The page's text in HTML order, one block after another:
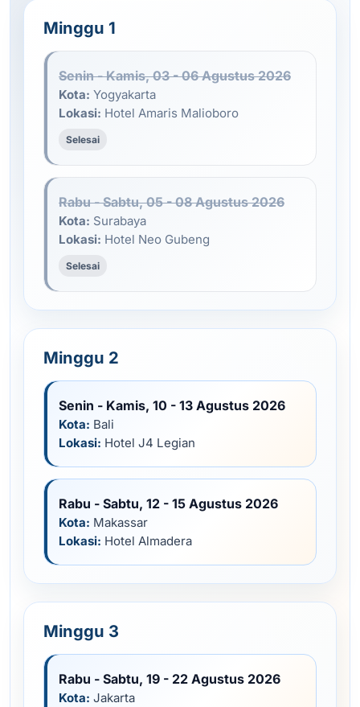
Minggu 1
Senin - Kamis, 03 - 06 Agustus 2026
Kota: Yogyakarta
Lokasi: Hotel Amaris Malioboro
Selesai
Rabu - Sabtu, 05 - 08 Agustus 2026
Kota: Surabaya
Lokasi: Hotel Neo Gubeng
Selesai
Minggu 2
Senin - Kamis, 10 - 13 Agustus 2026
Kota: Bali
Lokasi: Hotel J4 Legian
Rabu - Sabtu, 12 - 15 Agustus 2026
Kota: Makassar
Lokasi: Hotel Almadera
Minggu 3
Rabu - Sabtu, 19 - 22 Agustus 2026
Kota: Jakarta